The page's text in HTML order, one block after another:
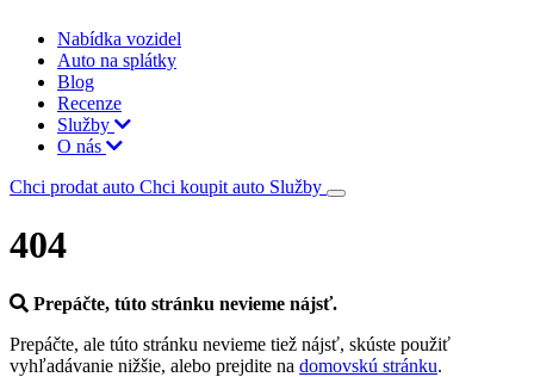
Nabídka vozidel
Auto na splátky
Blog
Recenze
Služby
O nás
Chci prodat auto Chci koupit auto Služby
404
Prepáčte, túto stránku nevieme nájsť.
Prepáčte, ale túto stránku nevieme tiež nájsť, skúste použiť
vyhľadávanie nižšie, alebo prejdite na domovskú stránku.